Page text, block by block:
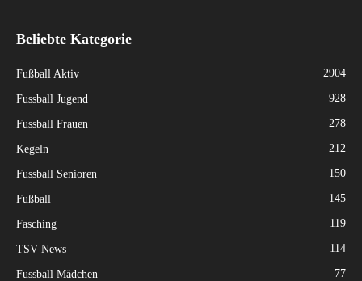
Beliebte Kategorie
Fußball Aktiv 2904
Fussball Jugend 928
Fussball Frauen 278
Kegeln 212
Fussball Senioren 150
Fußball 145
Fasching 119
TSV News 114
Fussball Mädchen 77